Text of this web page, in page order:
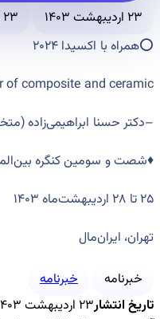
۲۳ اردیبهشت ۱۴۰۳ ۲۳ اردیبهشت ۱۴۰۳
⭕️همراه با اکسیدا ۲۰۲۴
of composite and ceramic
–دکتر حسنا ابراهیمی‌زاده(
♦️شصت و سومین کنگره‌
۲۵ تا ۲۸ اردیبهشت‌ماه ۱۴۰۳
تهران، ایران‌مال
خبرنامه
خبرنامه
تاریخ انتشار۲۳ اردیبهشت ۱۴۰۳